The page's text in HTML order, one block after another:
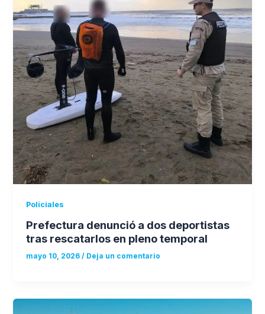
Policiales
Prefectura denunció a dos deportistas
tras rescatarlos en pleno temporal
mayo 10, 2026/ Deja un comentario